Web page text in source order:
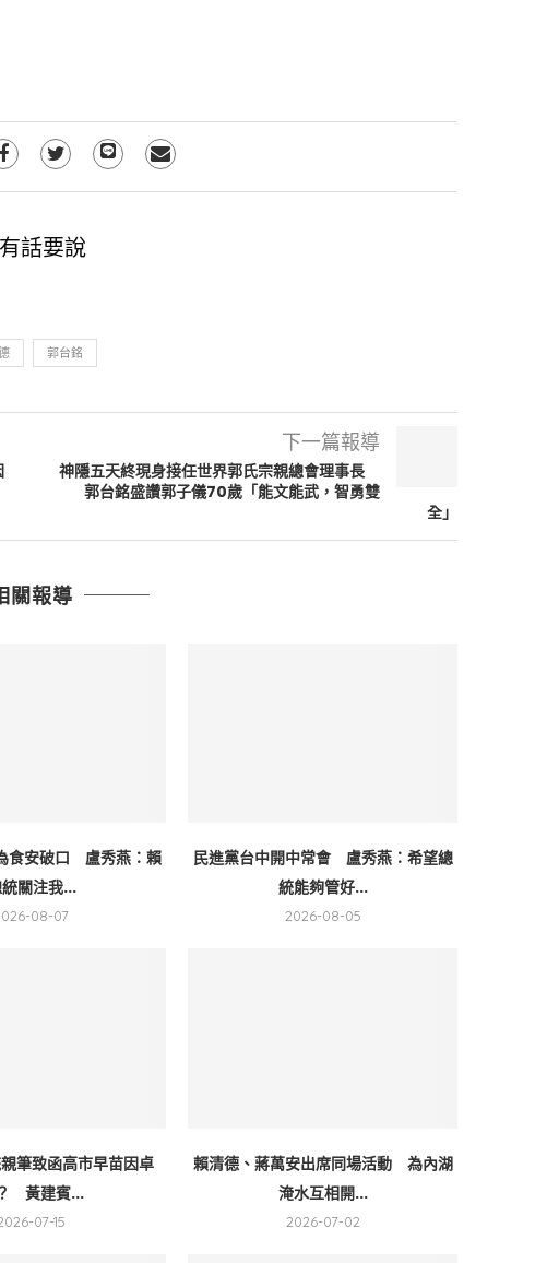
話要說
郭台銘
下一篇報導
神隱五天終現身接任世界郭氏宗親總會理事長
郭台銘盛讚郭子儀70歲「能文能武，智勇雙
全」
關報導
食安破口 盧秀燕：賴
關注我...
08-07
民進黨台中開中常會 盧秀燕：希望總
統能夠管好...
2026-08-05
筆致函高市早苗因卓
黃建賓...
07-15
賴清德、蔣萬安出席同場活動 為內湖
淹水互相開...
2026-07-02